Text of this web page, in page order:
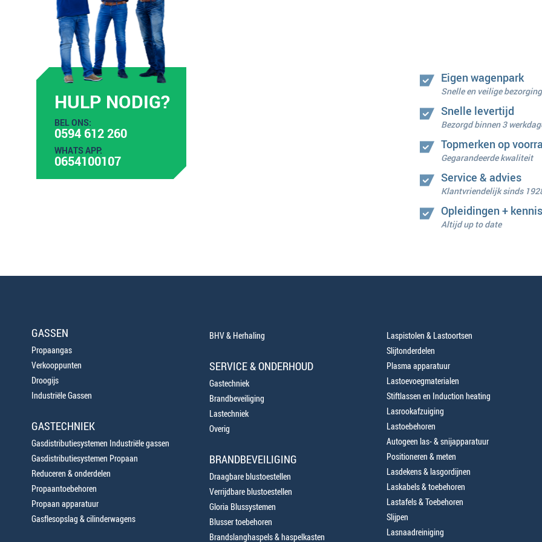
HULP NODIG?
BEL ONS:
0594 612 260
WHATS APP:
0654100107
Eigen wagenpark
Snelle en veilige bezorging
Snelle levertijd
Bezorgd binnen 3
Topmerken op
Gegarandeerde kwaliteit
Service & advies
Klantvriendelijk sinds
Opleidingen + kennis
Altijd up to date
GASSEN
Propaangas
Verkooppunten
Droogijs
Industriële Gassen
GASTECHNIEK
Gasdistributiesystemen Industriële gassen
Gasdistributiesystemen Propaan
Reduceren & onderdelen
Propaantoebehoren
Propaan apparatuur
Gasflesopslag & cilinderwagens
BHV & Herhaling
SERVICE & ONDERHOUD
Gastechniek
Brandbeveiliging
Lastechniek
Overig
BRANDBEVEILIGING
Draagbare blustoestellen
Verrijdbare blustoestellen
Gloria Blussystemen
Blusser toebehoren
Brandslanghaspels & haspelkasten
Laspistolen & Lastoortsen
Slijtonderdelen
Plasma apparatuur
Lastoevoegmaterialen
Stiftlassen en Induction heating
Lasrookafzuiging
Lastoebehoren
Autogeen las- & snijapparatuur
Positioneren & meten
Lasdekens & lasgordijnen
Laskabels & toebehoren
Lastafels & Toebehoren
Slijpen
Lasnaadreiniging